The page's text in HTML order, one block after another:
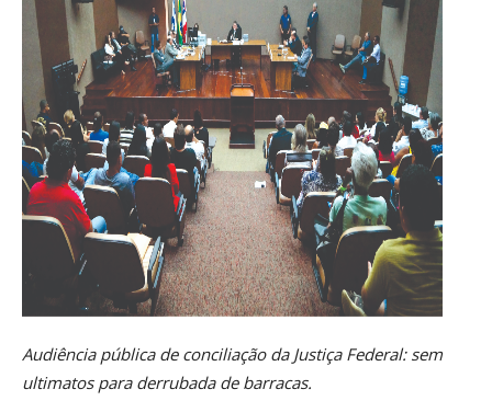
Audiência pública de conciliação da Justiça Federal: sem
ultimatos para derrubada de barracas.